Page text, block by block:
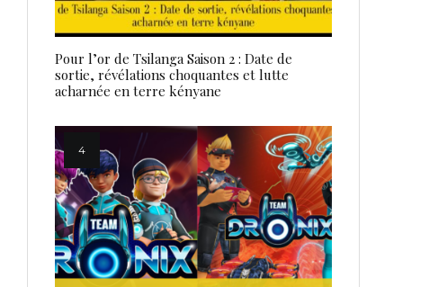
Pour l’or de Tsilanga Saison 2 : Date de
sortie, révélations choquantes et lutte
acharnée en terre kényane